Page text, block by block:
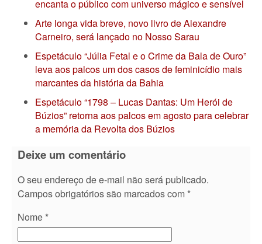
encanta o público com universo mágico e sensível
Arte longa vida breve, novo livro de Alexandre
Carneiro, será lançado no Nosso Sarau
Espetáculo “Júlia Fetal e o Crime da Bala de Ouro”
leva aos palcos um dos casos de feminicídio mais
marcantes da história da Bahia
Espetáculo “1798 – Lucas Dantas: Um Herói de
Búzios” retorna aos palcos em agosto para celebrar
a memória da Revolta dos Búzios
Deixe um comentário
O seu endereço de e-mail não será publicado.
Campos obrigatórios são marcados com *
Nome *